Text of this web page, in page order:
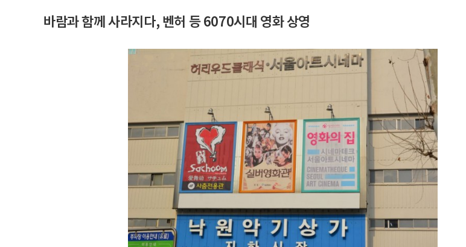
바람과 함께 사라지다, 벤허 등 6070시대 영화 상영